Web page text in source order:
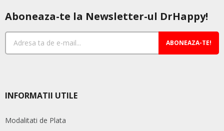
Aboneaza-te la Newsletter-ul DrHappy!
ABONEAZA-TE!
INFORMATII UTILE
Modalitati de Plata